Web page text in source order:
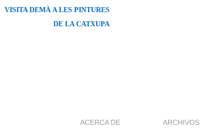
VISITA DEMÀ A LES PINTURES
DE LA CATXUPA
ACERCA DE ARCHIVOS